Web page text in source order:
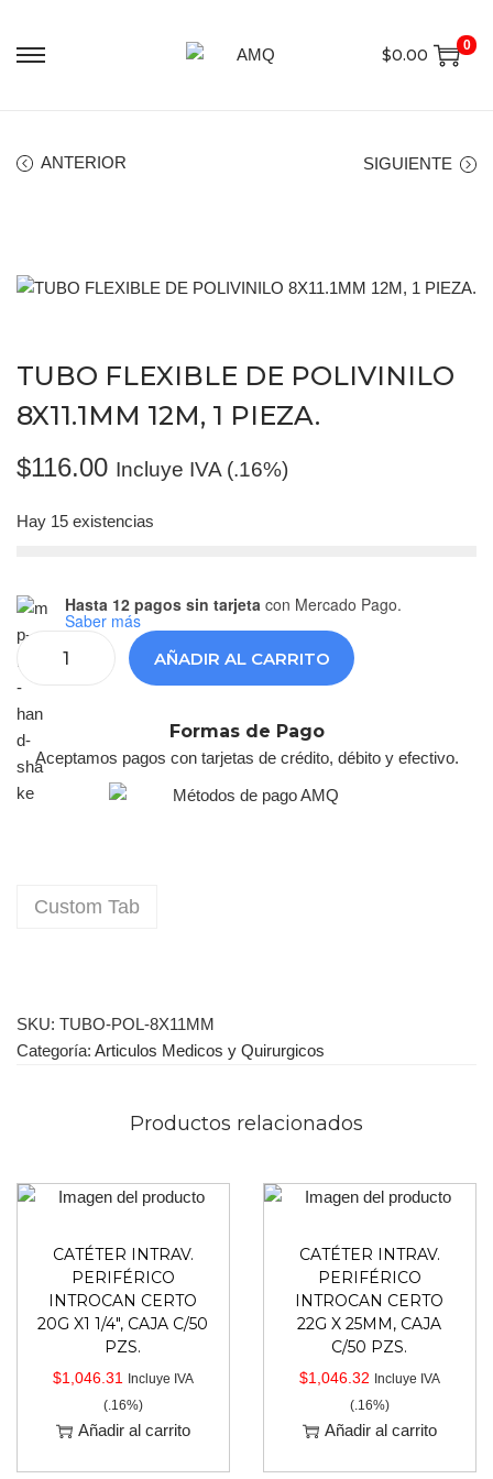
$0.00
0
ANTERIOR SIGUIENTE
TUBO FLEXIBLE DE POLIVINILO
8X11.1MM 12M, 1 PIEZA.
$116.00 Incluye IVA (.16%)
Hay 15 existencias
Hasta 12 pagos sin tarjetacon Mercado Pago.
Saber más
AÑADIR AL CARRITO
Formas de Pago
Aceptamos pagos con tarjetas de crédito, débito y efectivo.
Custom Tab
SKU: TUBO-POL-8X11MM
Categoría: Articulos Medicos y Quirurgicos
Productos relacionados
CATÉTER INTRAV.
PERIFÉRICO
INTROCAN CERTO
20G X1 1/4″, CAJA C/50
PZS.
$1,046.31
Incluye IVA
(.16%)
Añadir al carrito
CATÉTER INTRAV.
PERIFÉRICO
INTROCAN CERTO
22G X 25MM, CAJA
C/50 PZS.
$1,046.32 Incluye IVA
(.16%)
Añadir al carrito